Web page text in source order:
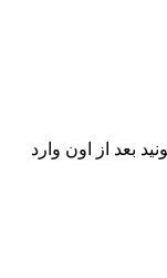
بعد از اون وارد